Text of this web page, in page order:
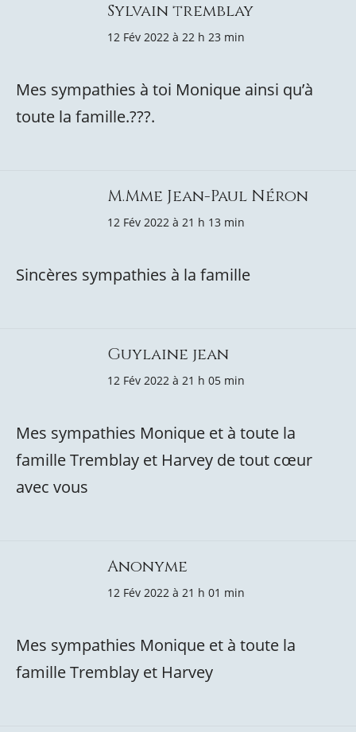
Sylvain tremblay
12 Fév 2022 à 22 h 23 min
Mes sympathies à toi Monique ainsi qu’à
toute la famille.???.
M.Mme Jean-Paul Néron
12 Fév 2022 à 21 h 13 min
Sincères sympathies à la famille
Guylaine jean
12 Fév 2022 à 21 h 05 min
Mes sympathies Monique et à toute la
famille Tremblay et Harvey de tout cœur
avec vous
Anonyme
12 Fév 2022 à 21 h 01 min
Mes sympathies Monique et à toute la
famille Tremblay et Harvey